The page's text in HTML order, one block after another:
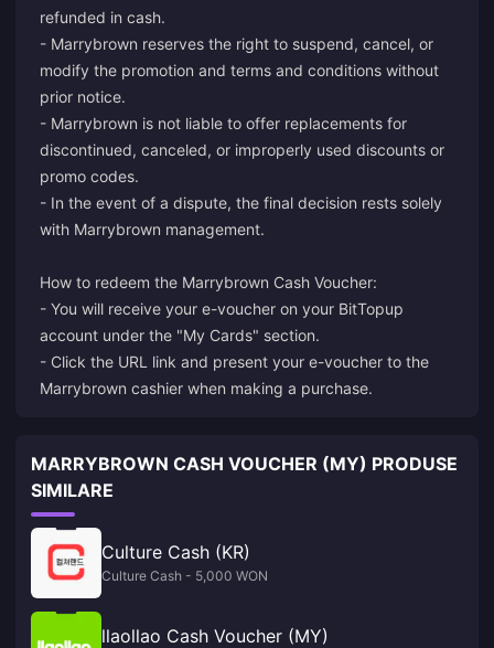
refunded in cash.
- Marrybrown reserves the right to suspend, cancel, or
modify the promotion and terms and conditions without
prior notice.
- Marrybrown is not liable to offer replacements for
discontinued, canceled, or improperly used discounts or
promo codes.
- In the event of a dispute, the final decision rests solely
with Marrybrown management.
How to redeem the Marrybrown Cash Voucher:
- You will receive your e-voucher on your BitTopup
account under the "My Cards" section.
- Click the URL link and present your e-voucher to the
Marrybrown cashier when making a purchase.
MARRYBROWN CASH VOUCHER (MY) PRODUSE
SIMILARE
Culture Cash (KR)
Culture Cash - 5,000 WON
llaollao Cash Voucher (MY)